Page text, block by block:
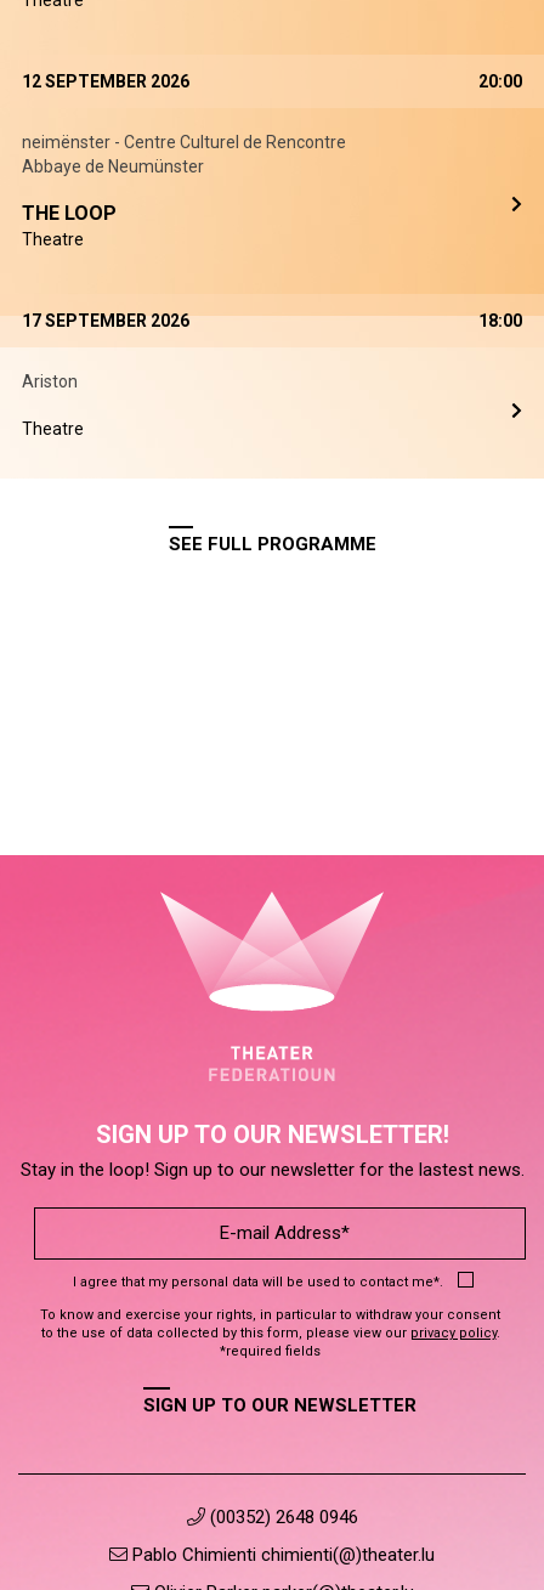
12 SEPTEMBER 2026 20:00
neimënster - Centre Culturel de Rencontre
Abbaye de Neumünster
THE LOOP
Theatre
17 SEPTEMBER 2026 18:00
Ariston
Theatre
SEE FULL PROGRAMME
SIGN UP TO OUR NEWSLETTER!
Stay in the loop! Sign up to our newsletter for the lastest news.
I agree that my personal data will be used to contact me*.
To know and exercise your rights, in particular to withdraw your consent
to the use of data collected by this form, please view our privacy policy.
*required fields
SIGN UP TO OUR NEWSLETTER
(00352) 2648 0946
Pablo Chimienti chimienti(@)theater.lu